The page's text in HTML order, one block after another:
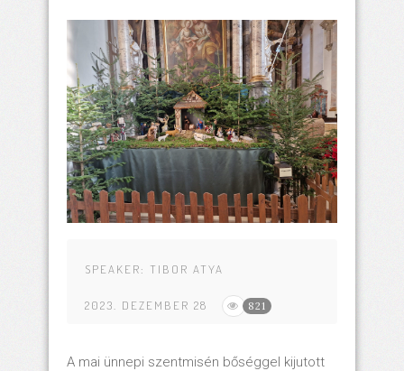
SPEAKER: TIBOR ATYA
2023. DEZEMBER 28 821
A mai ünnepi szentmisén bőséggel kijutott